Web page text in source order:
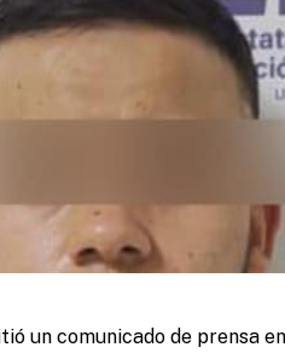
un comunicado de prensa